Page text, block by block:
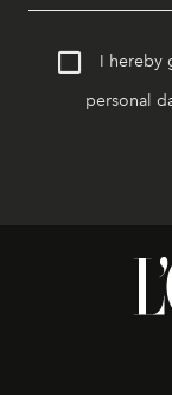
I hereby
personal